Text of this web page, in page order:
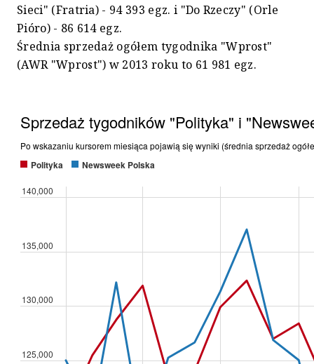
Sieci" (Fratria) - 94 393 egz. i "Do Rzeczy" (Orle
Pióro) - 86 614 egz.
Średnia sprzedaż ogółem tygodnika "Wprost"
(AWR "Wprost") w 2013 roku to 61 981 egz.